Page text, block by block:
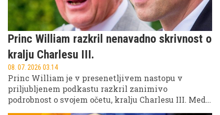
Princ William razkril nenavadno skrivnost o
kralju Charlesu III.
08. 07. 2026 03.14
Princ William je v presenetljivem nastopu v
priljubljenem podkastu razkril zanimivo
podrobnost o svojem očetu, kralju Charlesu III. Med